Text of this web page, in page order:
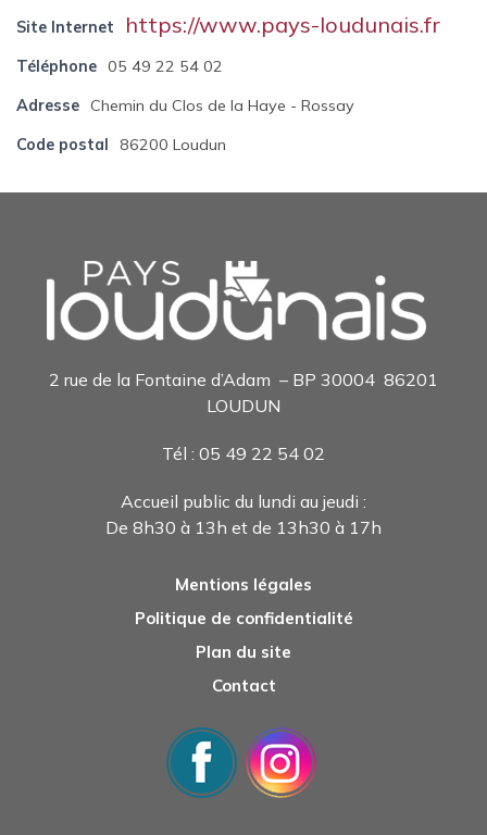
Site Internet https://www.pays-loudunais.fr
Téléphone 05 49 22 54 02
Adresse Chemin du Clos de la Haye - Rossay
Code postal
86200 Loudun
2 rue de la Fontaine d’Adam – BP 30004 86201
LOUDUN
Tél : 05 49 22 54 02
Accueil public du lundi au jeudi :
De 8h30 à 13h et de 13h30 à 17h
Mentions légales
Politique de confidentialité
Plan du site
Contact